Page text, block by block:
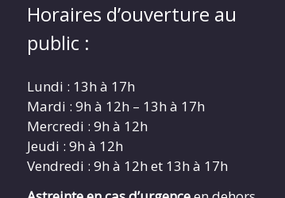
Horaires d’ouverture au
public :
Lundi : 13h à 17h
Mardi : 9h à 12h – 13h à 17h
Mercredi : 9h à 12h
Jeudi : 9h à 12h
Vendredi : 9h à 12h et 13h à 17h